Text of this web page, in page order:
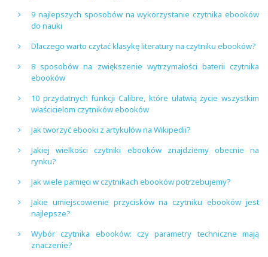
9 najlepszych sposobów na wykorzystanie czytnika ebooków
do nauki
Dlaczego warto czytać klasykę literatury na czytniku ebooków?
8 sposobów na zwiększenie wytrzymałości baterii czytnika
ebooków
10 przydatnych funkcji Calibre, które ułatwią życie wszystkim
właścicielom czytników ebooków
Jak tworzyć ebooki z artykułów na Wikipedii?
Jakiej wielkości czytniki ebooków znajdziemy obecnie na
rynku?
Jak wiele pamięci w czytnikach ebooków potrzebujemy?
Jakie umiejscowienie przycisków na czytniku ebooków jest
najlepsze?
Wybór czytnika ebooków: czy parametry techniczne mają
znaczenie?